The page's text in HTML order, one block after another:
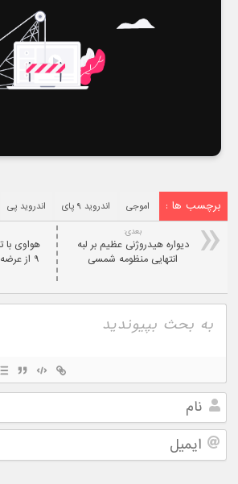
برچسب ها : اموجی اندروید ۹ پای اندروید پی
هواوی
۹ از
بعدی:
دیواره هیدروژنی عظیم بر لبه
انتهایی منظومه شمسی